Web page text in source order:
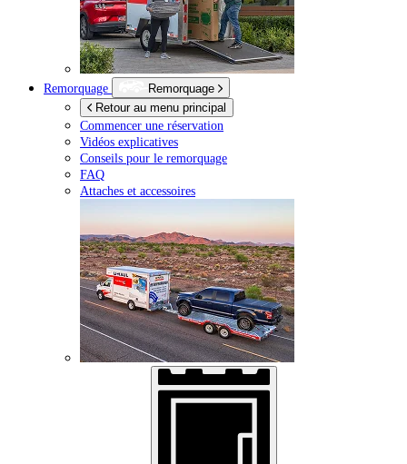
Remorquage
Remorquage
Retour au menu principal
Commencer une réservation
Vidéos explicatives
Conseils pour le remorquage
FAQ
Attaches et accessoires